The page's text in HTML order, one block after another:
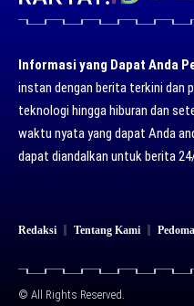
Informasi yang Dapat Anda
instan dengan berita terkini dan
teknologi hingga hiburan dan
waktu nyata yang dapat Anda
dapat diandalkan untuk berita
Redaksi Tentang Kami
© All Rights Reserved.